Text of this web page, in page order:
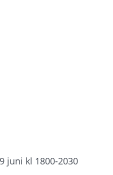
juni kl 1800-2030